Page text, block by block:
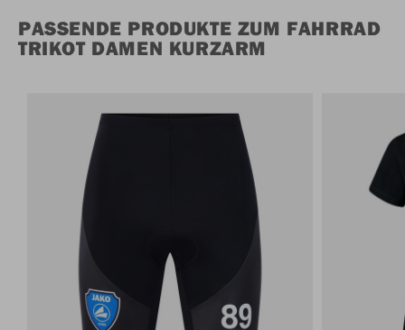
PASSENDE PRODUKTE ZUM FAHRRAD
TRIKOT DAMEN KURZARM